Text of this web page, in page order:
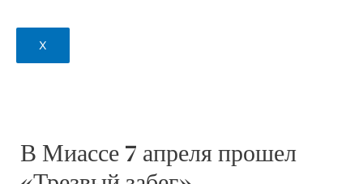
X
В Миассе 7 апреля прошел